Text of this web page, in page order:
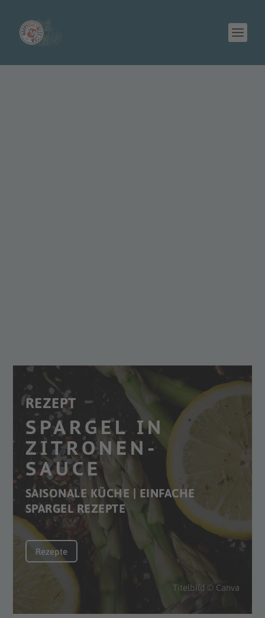
REZEPT
SPARGEL IN
ZITRONEN-
SAUCE
SAISONALE KÜCHE | EINFACHE
SPARGEL REZEPTE
Rezepte
Titelbild © Canva